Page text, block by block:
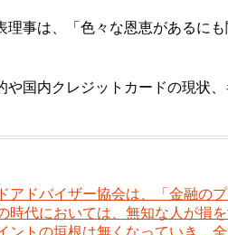
理事は、「色々な恩恵があるに
や国内クレジットカードの現状
アドバイザー協会は、「金融のプ
時代においては、無知な人が損
ントの垣根は無くなっていき、